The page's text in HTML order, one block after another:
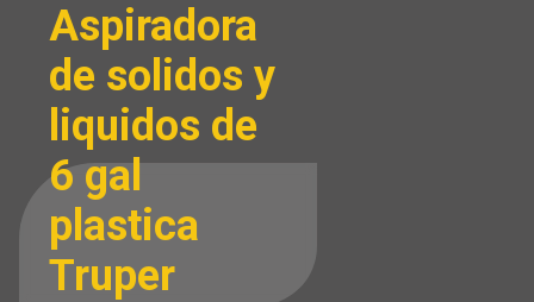
Aspiradora
de solidos y
liquidos de
6 gal
plastica
Truper